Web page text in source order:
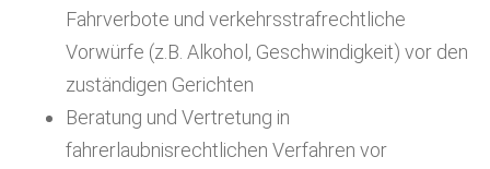
Fahrverbote und verkehrsstrafrechtliche
Vorwürfe (z.B. Alkohol, Geschwindigkeit) vor den
zuständigen Gerichten
Beratung und Vertretung in
fahrerlaubnisrechtlichen Verfahren vor